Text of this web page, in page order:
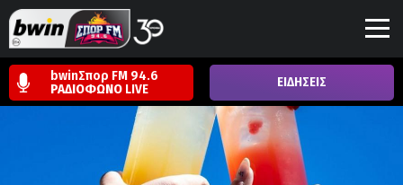
bwinΣπορ FM 94.6
ΡΑΔΙΟΦΩΝΟ LIVE ΕΙΔΗΣΕΙΣ